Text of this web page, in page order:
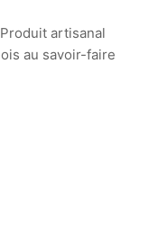
artisanal
au savoir-faire